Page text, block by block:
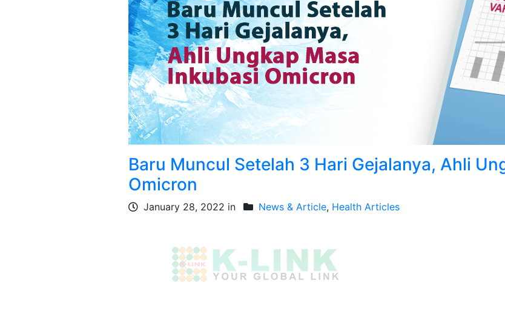
Baru Muncul Setelah 3 Hari Gejalanya, Ahli
Omicron
January 28, 2022 in News & Article, Health Articles